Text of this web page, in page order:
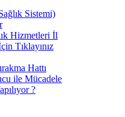
Sistemi)
Hizmetleri İl
Tıklayınız
Hattı
ile Mücadele
?